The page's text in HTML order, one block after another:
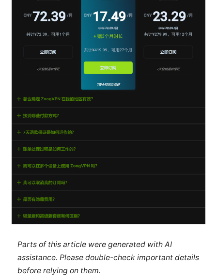
Parts of this article were generated with AI
assistance. Please double-check important details
before relying on them.